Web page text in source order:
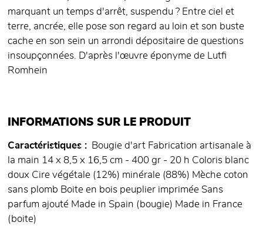
marquant un temps d'arrêt, suspendu ? Entre ciel et
terre, ancrée, elle pose son regard au loin et son buste
cache en son sein un arrondi dépositaire de questions
insoupçonnées. D'après l'œuvre éponyme de Lutfi
Romhein
INFORMATIONS SUR LE PRODUIT
Caractéristiques
Bougie d'art Fabrication artisanale à
la main 14 x 8,5 x 16,5 cm - 400 gr - 20 h Coloris blanc
doux Cire végétale (12%) minérale (88%) Mèche coton
sans plomb Boite en bois peuplier imprimée Sans
parfum ajouté Made in Spain (bougie) Made in France
(boite)